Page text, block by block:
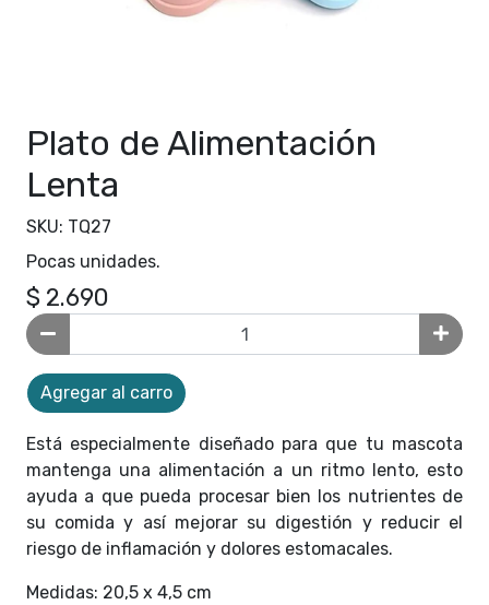
Plato de Alimentación
Lenta
SKU: TQ27
Pocas unidades.
$ 2.690
Agregar al carro
Está especialmente diseñado para que tu mascota
mantenga una alimentación a un ritmo lento, esto
ayuda a que pueda procesar bien los nutrientes de
su comida y así mejorar su digestión y reducir el
riesgo de inflamación y dolores estomacales.
Medidas: 20,5 x 4,5 cm